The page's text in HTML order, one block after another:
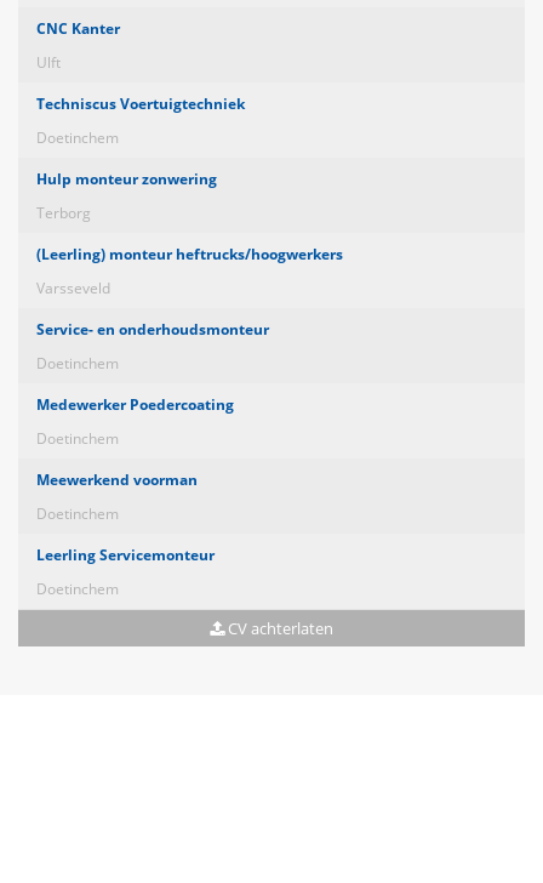
CNC Kanter
Ulft
Techniscus Voertuigtechniek
Doetinchem
Hulp monteur zonwering
Terborg
(Leerling) monteur heftrucks/hoogwerkers
Varsseveld
Service- en onderhoudsmonteur
Doetinchem
Medewerker Poedercoating
Doetinchem
Meewerkend voorman
Doetinchem
Leerling Servicemonteur
Doetinchem
CV achterlaten